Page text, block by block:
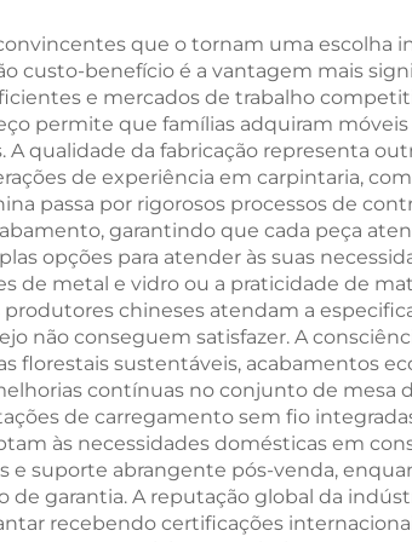
que o tornam uma escolha
custo-benefício é a vantagem mais
e mercados de trabalho
permite que famílias adquiram
qualidade da fabricação representa
de experiência em carpintaria,
passa por rigorosos processos de
garantindo que cada peça
opções para atender às suas
de metal e vidro ou a praticidade de
chineses atendam a
não conseguem satisfazer. A
florestais sustentáveis, acabamentos
contínuas no conjunto de mesa
de carregamento sem fio
às necessidades domésticas em
suporte abrangente pós-venda,
garantia. A reputação global da
recebendo certificações